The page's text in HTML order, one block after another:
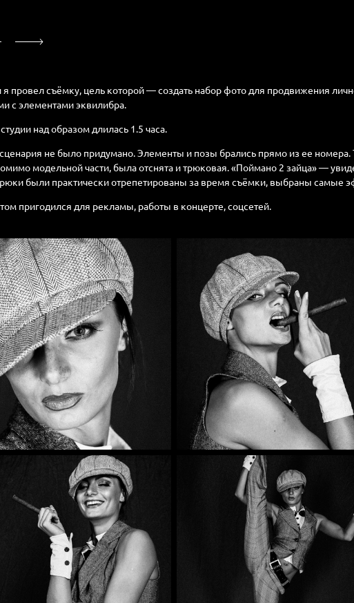
я провел съёмку, цель которой — создать набор фото для продвижения
с элементами эквилибра.
над образом длилась 1.5 часа.
не было придумано. Элементы и позы брались прямо из ее номера.
модельной части, была отснята и трюковая. «Поймано 2 зайца» —
были практически отрепетированы за время съёмки, выбраны самые
пригодился для рекламы, работы в концерте, соцсетей.